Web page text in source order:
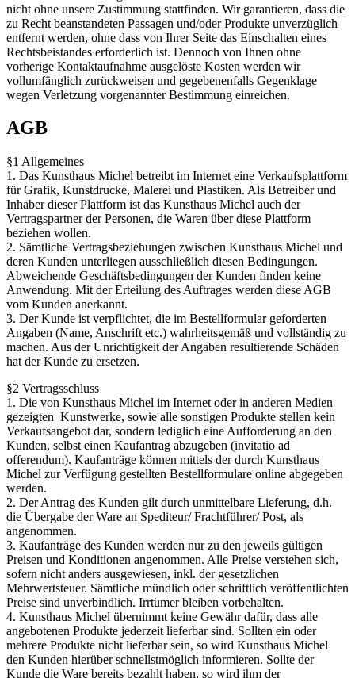
nicht ohne unsere Zustimmung stattfinden. Wir garantieren, dass die
zu Recht beanstandeten Passagen und/oder Produkte unverzüglich
entfernt werden, ohne dass von Ihrer Seite das Einschalten eines
Rechtsbeistandes erforderlich ist. Dennoch von Ihnen ohne
vorherige Kontaktaufnahme ausgelöste Kosten werden wir
vollumfänglich zurückweisen und gegebenenfalls Gegenklage
wegen Verletzung vorgenannter Bestimmung einreichen.
AGB
§1 Allgemeines
1. Das Kunsthaus Michel betreibt im Internet eine Verkaufsplattform
für Grafik, Kunstdrucke, Malerei und Plastiken. Als Betreiber und
Inhaber dieser Plattform ist das Kunsthaus Michel auch der
Vertragspartner der Personen, die Waren über diese Plattform
beziehen wollen.
2. Sämtliche Vertragsbeziehungen zwischen Kunsthaus Michel und
deren Kunden unterliegen ausschließlich diesen Bedingungen.
Abweichende Geschäftsbedingungen der Kunden finden keine
Anwendung. Mit der Erteilung des Auftrages werden diese AGB
vom Kunden anerkannt.
3. Der Kunde ist verpflichtet, die im Bestellformular geforderten
Angaben (Name, Anschrift etc.) wahrheitsgemäß und vollständig zu
machen. Aus der Unrichtigkeit der Angaben resultierende Schäden
hat der Kunde zu ersetzen.
§2 Vertragsschluss
1. Die von Kunsthaus Michel im Internet oder in anderen Medien
gezeigten Kunstwerke, sowie alle sonstigen Produkte stellen kein
Verkaufsangebot dar, sondern lediglich eine Aufforderung an den
Kunden, selbst einen Kaufantrag abzugeben (invitatio ad
offerendum). Kaufanträge können mittels der durch Kunsthaus
Michel zur Verfügung gestellten Bestellformulare online abgegeben
werden.
2. Der Antrag des Kunden gilt durch unmittelbare Lieferung, d.h.
die Übergabe der Ware an Spediteur/ Frachtführer/ Post, als
angenommen.
3. Kaufanträge des Kunden werden nur zu den jeweils gültigen
Preisen und Konditionen angenommen. Alle Preise verstehen sich,
sofern nicht anders ausgewiesen, inkl. der gesetzlichen
Mehrwertsteuer. Sämtliche mündlich oder schriftlich veröffentlichten
Preise sind unverbindlich. Irrtümer bleiben vorbehalten.
4. Kunsthaus Michel übernimmt keine Gewähr dafür, dass alle
angebotenen Produkte jederzeit lieferbar sind. Sollten ein oder
mehrere Produkte nicht lieferbar sein, so wird Kunsthaus Michel
den Kunden hierüber schnellstmöglich informieren. Sollte der
Kunde die Ware bereits bezahlt haben, so wird ihm der